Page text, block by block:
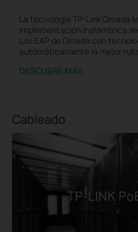
La tecnología TP-Link Omada
implementación inalámbrica
Los EAP de Omada con
automáticamente la mejor
DESCUBRE MÁS
Cableado